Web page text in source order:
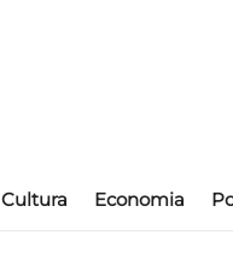
Cultura Economia